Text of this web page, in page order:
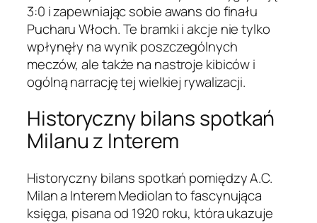
3:0 i zapewniając sobie awans do finału
Pucharu Włoch. Te bramki i akcje nie tylko
wpłynęły na wynik poszczególnych
meczów, ale także na nastroje kibiców i
ogólną narrację tej wielkiej rywalizacji.
Historyczny bilans spotkań
Milanu z Interem
Historyczny bilans spotkań pomiędzy A.C.
Milan a Interem Mediolan to fascynująca
księga, pisana od 1920 roku, która ukazuje